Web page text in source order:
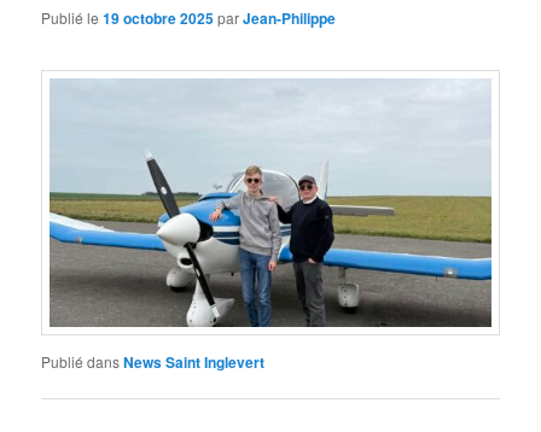
Publié le19 octobre 2025parJean-Philippe
Publié dansNews Saint Inglevert